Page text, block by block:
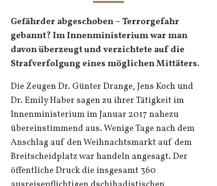
Gefährder abgeschoben – Terrorgefahr
gebannt? Im Innenministerium war man
davon überzeugt und verzichtete auf die
Strafverfolgung eines möglichen Mittäters.
Die Zeugen Dr. Günter Drange, Jens Koch und
Dr. Emily Haber sagen zu ihrer Tätigkeit im
Innenministerium im Januar 2017 nahezu
übereinstimmend aus. Wenige Tage nach dem
Anschlag auf den Weihnachtsmarkt auf dem
Breitscheidplatz war handeln angesagt. Der
öffentliche Druck die insgesamt 360